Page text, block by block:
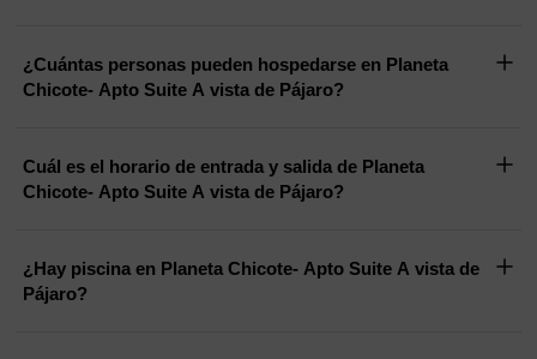
¿Cuántas personas pueden hospedarse en Planeta
Chicote- Apto Suite A vista de Pájaro?
Cuál es el horario de entrada y salida de Planeta
Chicote- Apto Suite A vista de Pájaro?
¿Hay piscina en Planeta Chicote- Apto Suite A vista de
Pájaro?